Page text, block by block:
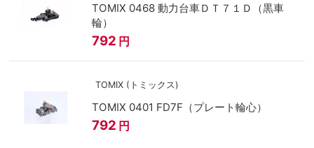
TOMIX 0468 動力台車ＤＴ７１Ｄ（黒車
輪）
792 円
TOMIX (トミックス)
TOMIX 0401 FD7F（プレート輪心）
792 円